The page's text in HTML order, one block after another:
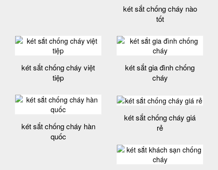
két sắt chống cháy nào
tốt
két sắt chống cháy việt
tiệp
két sắt gia đình chống
cháy
két sắt chống cháy hàn
quốc
két sắt chống cháy giá
rẻ